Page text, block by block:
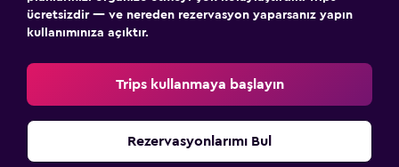
ücretsizdir — ve nereden rezervasyon yaparsanız yapın
kullanımınıza açıktır.
Trips kullanmaya başlayın
Rezervasyonlarımı Bul